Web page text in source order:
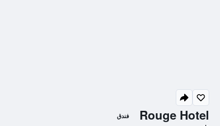
Rouge Hotel فندق